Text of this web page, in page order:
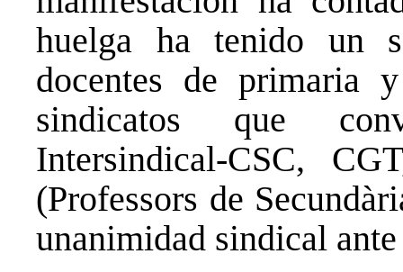
huelga ha tenido un
docentes de primaria
sindicatos que
Intersindical-CSC,
(Professors de
unanimidad sindical